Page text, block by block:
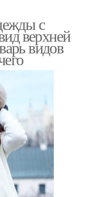
с
верхней
видов